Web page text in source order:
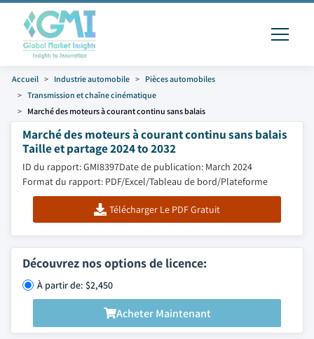
Accueil Industrie automobile
Pièces automobiles
Transmission et chaîne cinématique
Marché des moteurs à courant continu sans balais
Marché des moteurs à courant continu sans balais
Taille et partage 2024 to 2032
ID du rapport: GMI8397Date de publication: March 2024
Format du rapport: PDF/Excel/Tableau de bord/Plateforme
Télécharger Le PDF Gratuit
Découvrez nos options de licence:
À partir de: $2,450
Acheter Maintenant